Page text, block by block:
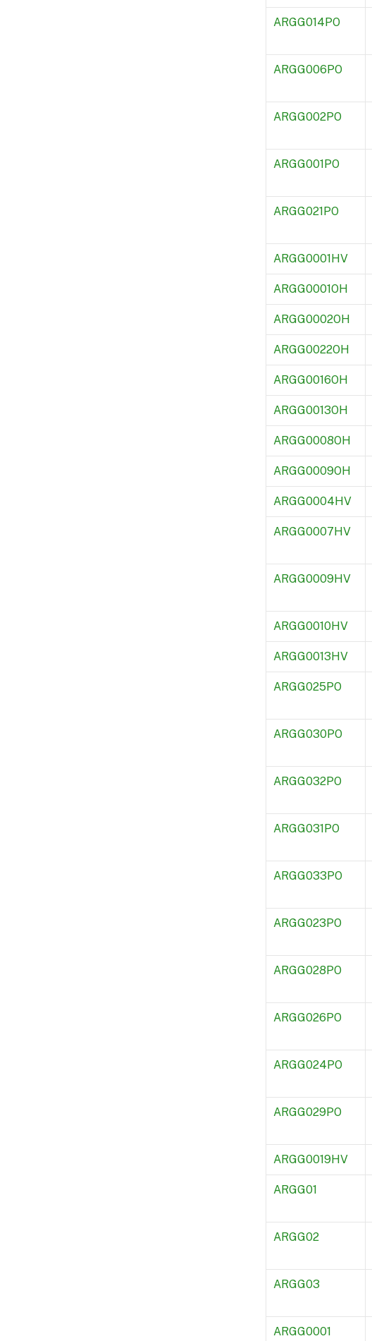
ARGG014PO
ARGG006PO
ARGG002PO
ARGG001PO
ARGG021PO
ARGG0001HV
ARGG0001OH
ARGG0002OH
ARGG0022OH
ARGG0016OH
ARGG0013OH
ARGG0008OH
ARGG0009OH
ARGG0004HV
ARGG0007HV
ARGG0009HV
ARGG0010HV
ARGG0013HV
ARGG025PO
ARGG030PO
ARGG032PO
ARGG031PO
ARGG033PO
ARGG023PO
ARGG028PO
ARGG026PO
ARGG024PO
ARGG029PO
ARGG0019HV
ARGG01
ARGG02
ARGG03
ARGG0001